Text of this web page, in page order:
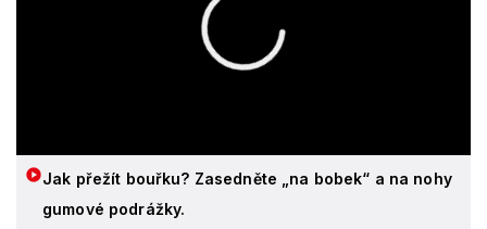
Jak přežít bouřku? Zasedněte „na bobek“ a na nohy
gumové podrážky.